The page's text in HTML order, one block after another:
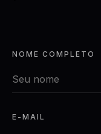
NOME COMPLETO
E-MAIL